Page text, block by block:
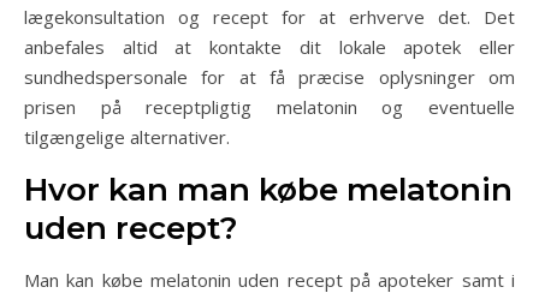
lægekonsultation og recept for at erhverve det. Det
anbefales altid at kontakte dit lokale apotek eller
sundhedspersonale for at få præcise oplysninger om
prisen på receptpligtig melatonin og eventuelle
tilgængelige alternativer.
Hvor kan man købe melatonin
uden recept?
Man kan købe melatonin uden recept på apoteker samt i